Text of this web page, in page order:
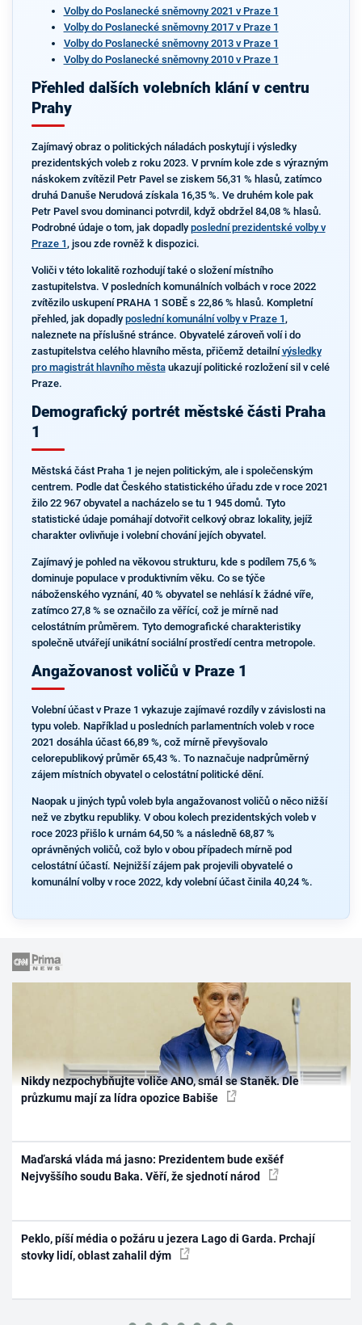
Volby do Poslanecké sněmovny 2021 v Praze 1
Volby do Poslanecké sněmovny 2017 v Praze 1
Volby do Poslanecké sněmovny 2013 v Praze 1
Volby do Poslanecké sněmovny 2010 v Praze 1
Přehled dalších volebních klání v centru
Prahy
Zajímavý obraz o politických náladách poskytují i výsledky
prezidentských voleb z roku 2023. V prvním kole zde s výrazným
náskokem zvítězil Petr Pavel se ziskem 56,31 % hlasů, zatímco
druhá Danuše Nerudová získala 16,35 %. Ve druhém kole pak
Petr Pavel svou dominanci potvrdil, když obdržel 84,08 % hlasů.
Podrobné údaje o tom, jak dopadly poslední prezidentské volby v
Praze 1, jsou zde rovněž k dispozici.
Voliči v této lokalitě rozhodují také o složení místního
zastupitelstva. V posledních komunálních volbách v roce 2022
zvítězilo uskupení PRAHA 1 SOBĚ s 22,86 % hlasů. Kompletní
přehled, jak dopadly poslední komunální volby v Praze 1 ,
naleznete na příslušné stránce. Obyvatelé zároveň volí i do
zastupitelstva celého hlavního města, přičemž detailnívýsledky
pro magistrát hlavního městaukazují politické rozložení sil v celé
Praze.
Demografický portrét městské části Praha
1
Městská část Praha 1 je nejen politickým, ale i společenským
centrem. Podle dat Českého statistického úřadu zde v roce 2021
žilo 22 967 obyvatel a nacházelo se tu 1 945 domů. Tyto
statistické údaje pomáhají dotvořit celkový obraz lokality, jejíž
charakter ovlivňuje i volební chování jejích obyvatel.
Zajímavý je pohled na věkovou strukturu, kde s podílem 75,6 %
dominuje populace v produktivním věku. Co se týče
náboženského vyznání, 40 % obyvatel se nehlásí k žádné víře,
zatímco 27,8 % se označilo za věřící, což je mírně nad
celostátním průměrem. Tyto demografické charakteristiky
společně utvářejí unikátní sociální prostředí centra metropole.
Angažovanost voličů v Praze 1
Volební účast v Praze 1 vykazuje zajímavé rozdíly v závislosti na
typu voleb. Například u posledních parlamentních voleb v roce
2021 dosáhla účast 66,89 %, což mírně převyšovalo
celorepublikový průměr 65,43 %. To naznačuje nadprůměrný
zájem místních obyvatel o celostátní politické dění.
Naopak u jiných typů voleb byla angažovanost voličů o něco nižší
než ve zbytku republiky. V obou kolech prezidentských voleb v
roce 2023 přišlo k urnám 64,50 % a následně 68,87 %
oprávněných voličů, což bylo v obou případech mírně pod
celostátní účastí. Nejnižší zájem pak projevili obyvatelé o
komunální volby v roce 2022, kdy volební účast činila 40,24 %.
Nikdy nezpochybňujte voliče ANO, smál se Staněk. Dle
průzkumu mají za lídra opozice Babiše
Maďarská vláda má jasno: Prezidentem bude exšéf
Nejvyššího soudu Baka. Věří, že sjednotí národ
Peklo, píší média o požáru u jezera Lago di Garda. Prchají
stovky lidí, oblast zahalil dým